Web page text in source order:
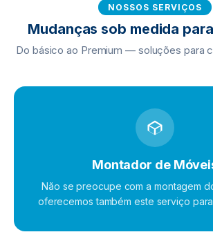
NOSSOS SERVIÇOS
Mudanças sob medida
Do básico ao Premium — soluções para
Montador de
Não se preocupe com a montagem
oferecemos também este serviço